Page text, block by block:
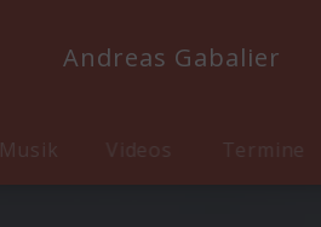
Andreas Gabalier
Musik Videos Termine